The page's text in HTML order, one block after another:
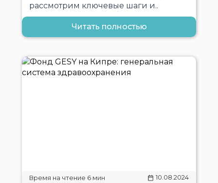
рассмотрим ключевые шаги и..
Читать полностью
10.08.2024